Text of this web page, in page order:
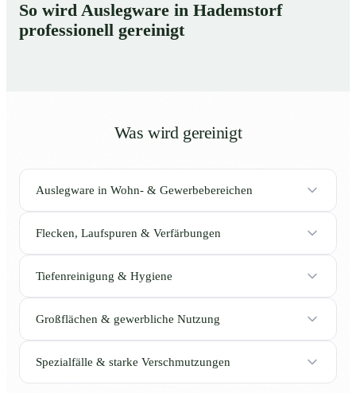
So wird Auslegware in Hademstorf
professionell gereinigt
Was wird gereinigt
Auslegware in Wohn- & Gewerbebereichen
Flecken, Laufspuren & Verfärbungen
Tiefenreinigung & Hygiene
Großflächen & gewerbliche Nutzung
Spezialfälle & starke Verschmutzungen